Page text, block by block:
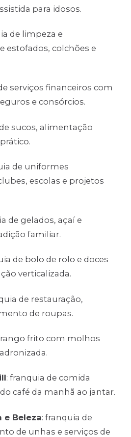
para idosos.
de limpeza e
estofados, colchões e
serviços financeiros com
e consórcios.
sucos, alimentação
de uniformes
escolas e projetos
de gelados, açaí e
familiar.
de bolo de rolo e doces
verticalizada.
de restauração,
de roupas.
frito com molhos
: franquia de comida
café da manhã ao jantar.
e Beleza: franquia de
de unhas e serviços de